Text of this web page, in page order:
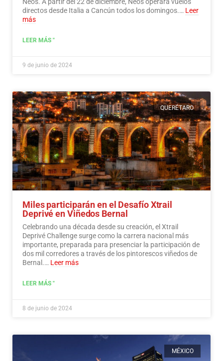
directos desde Italia a Cancún todos los domingos.… Leer
más
LEER MÁS "
9 de junio de 2024
QUERÉTARO
Miles participarán en el Desafío Xtrail
Deprivé en Viñedos Bernal
Celebrando una década desde su creación, el Xtrail
Deprivé Challenge surge como la carrera nacional más
importante, preparada para presenciar la participación de
dos mil corredores a través de los pintorescos viñedos de
Bernal.… Leer más
LEER MÁS "
8 de junio de 2024
MÉXICO